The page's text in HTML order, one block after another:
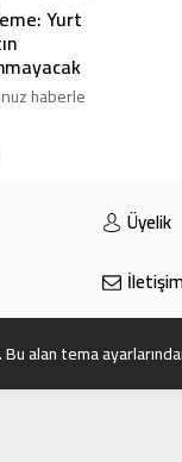
Yurt
haberle
Üyelik
Bu alan tema